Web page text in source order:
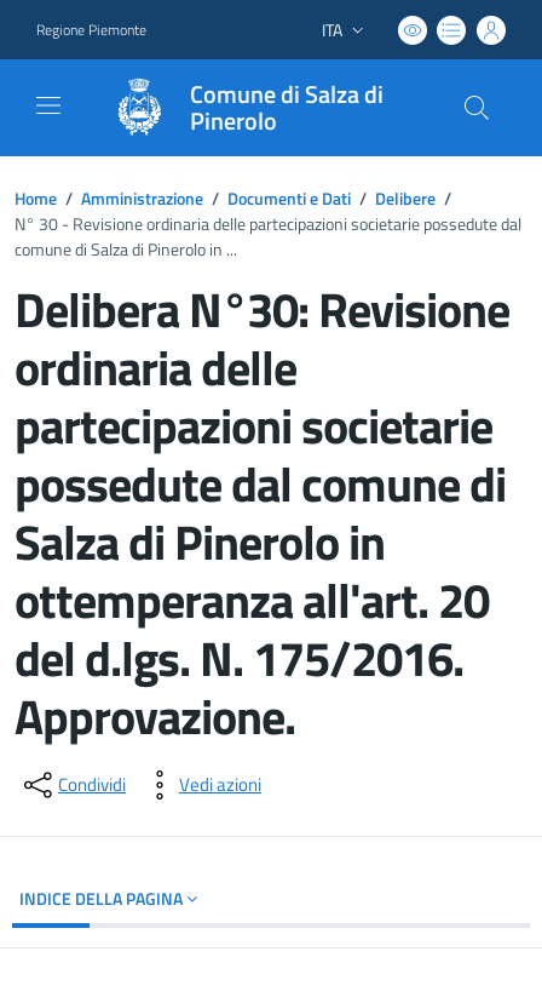
Regione Piemonte Lingua attiva:
ITA
Comune di Salza di
Pinerolo
Home / Amministrazione / Documenti e Dati / Delibere /
N° 30 - Revisione ordinaria delle partecipazioni societarie possedute dal
comune di Salza di Pinerolo in ...
Delibera N°30: Revisione
ordinaria delle
partecipazioni societarie
possedute dal comune di
Salza di Pinerolo in
ottemperanza all'art. 20
del d.lgs. N. 175/2016.
Approvazione.
Dettagli del documento
Condividi Vedi azioni
INDICE DELLA PAGINA